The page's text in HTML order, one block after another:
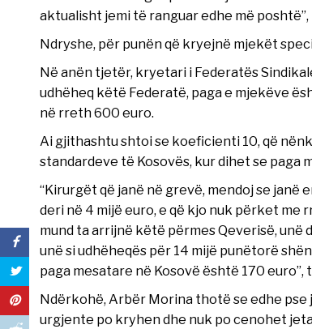
aktualisht jemi të ranguar edhe më
Ndryshe, për punën që kryejnë mjekët
Në anën tjetër, kryetari i Federatës
udhëheq këtë Federatë, paga e mjekëve
në rreth 600 euro.
Ai gjithashtu shtoi se koeficienti 10, që
standardeve të Kosovës, kur dihet se paga
“Kirurgët që janë në grevë, mendoj se
deri në 4 mijë euro, e që kjo nuk përket me
mund ta arrijnë këtë përmes Qeverisë, unë
unë si udhëheqës për 14 mijë punëtorë
paga mesatare në Kosovë është 170 euro”,
Ndërkohë, Arbër Morina thotë se edhe
urgjente po kryhen dhe nuk po cenohet